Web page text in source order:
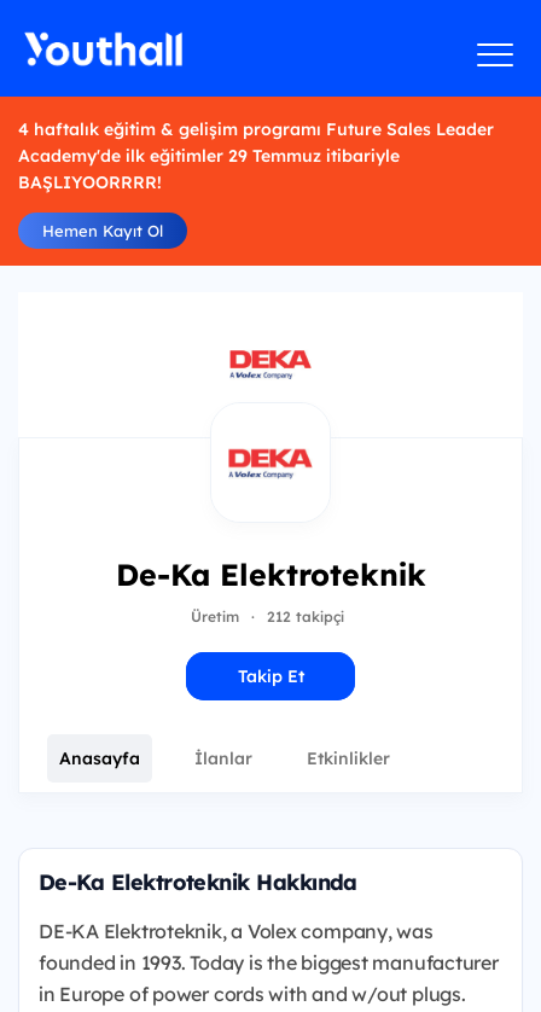
4 haftalık eğitim & gelişim programı Future Sales Leader
Academy'de ilk eğitimler 29 Temmuz itibariyle
BAŞLIYOORRRR!
Hemen Kayıt Ol
De-Ka Elektroteknik
Üretim · 212 takipçi
Takip Et
Anasayfa İlanlar Etkinlikler
De-Ka Elektroteknik Hakkında
DE-KA Elektroteknik, a Volex company, was
founded in 1993. Today is the biggest manufacturer
in Europe of power cords with and w/out plugs.